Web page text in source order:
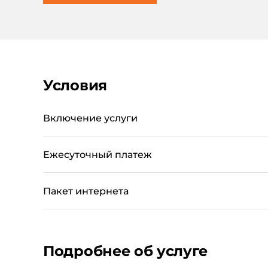
Условия
Включение услуги
Ежесуточный платеж
Пакет интернета
Подробнее об услуге